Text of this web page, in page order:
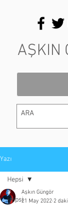
Yazı
Hepsi
Hepsi
Aşkın Güngör
21 May 2022 2